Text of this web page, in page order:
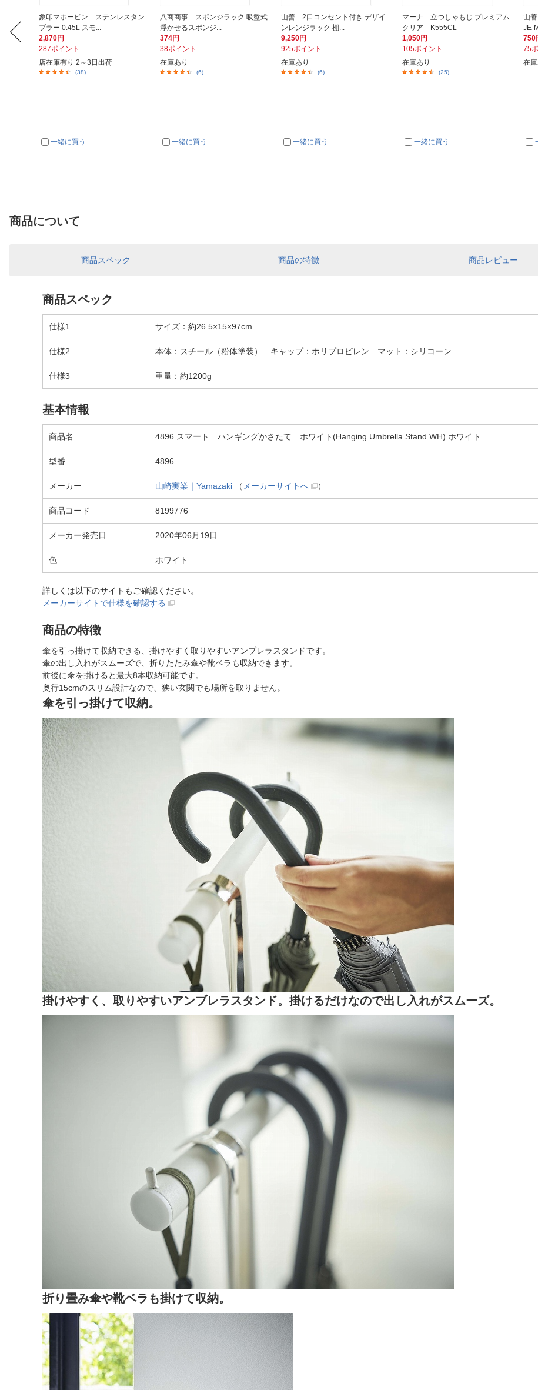
象印マホービン ステンレスタン
ブラー 0.45L スモ...
2,870円
287ポイント
店在庫有り 2～3日出荷
(38)
一緒に買う
八商商事 スポンジラック 吸盤式
浮かせるスポンジ...
374円
38ポイント
在庫あり
(6)
一緒に買う
山善 2口コンセント付き デザイ
ンレンジラック 棚...
9,250円
925ポイント
在庫あり
(6)
一緒に買う
マーナ 立つしゃもじ プレミアム
クリア K555CL
1,050円
105ポイント
在庫あり
(25)
一緒に買う
山
JE-
750
75
在庫
商品について
商品スペック 商品の特徴 商品レビュー
商品スペック
仕様1 サイズ：約26.5×15×97cm
仕様2 本体：スチール（粉体塗装） キャップ：ポリプロピレン マット：シリコーン
仕様3 重量：約1200g
基本情報
商品名 4896 スマート ハンギングかさたて ホワイト(Hanging Umbrella Stand WH) ホワイト
型番 4896
メーカー 山崎実業｜Yamazaki （ メーカーサイトへ ）
商品コード 8199776
メーカー発売日 2020年06月19日
色 ホワイト
詳しくは以下のサイトもご確認ください。
メーカーサイトで仕様を確認する
商品の特徴
傘を引っ掛けて収納できる、掛けやすく取りやすいアンブレラスタンドです。
傘の出し入れがスムーズで、折りたたみ傘や靴ベラも収納できます。
前後に傘を掛けると最大8本収納可能です。
奥行15cmのスリム設計なので、狭い玄関でも場所を取りません。
傘を引っ掛けて収納。
掛けやすく、取りやすいアンブレラスタンド。掛けるだけなので出し入れがスムーズ。
折り畳み傘や靴ベラも掛けて収納。